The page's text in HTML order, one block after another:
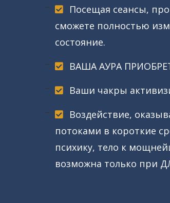
Посещая сеансы,
сможете полностью
состояние.
ВАША АУРА
Ваши чакры
Воздействие,
потоками в короткие
психику, тело к
возможна только при